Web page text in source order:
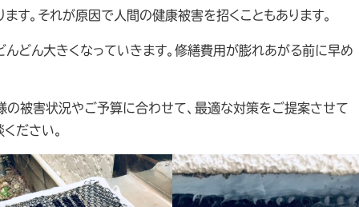
す。それが原因で人間の健康被害を招くこともあります。
んどん大きくなっていきます。修繕費用が膨れあがる前に早め
の被害状況やご予算に合わせて、最適な対策をご提案させて
ださい。